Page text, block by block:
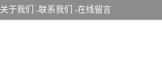
关于我们 -联系我们 -在线留言